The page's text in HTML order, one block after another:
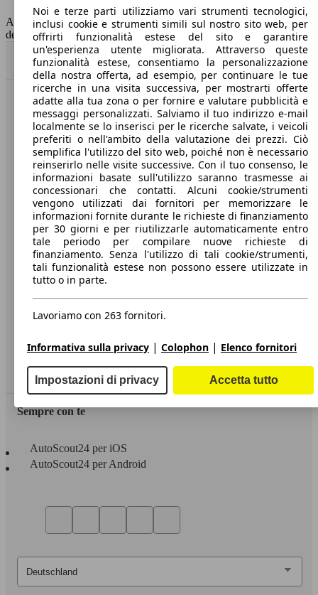
Capacità del serbatoio
50 l
AutoScout24 non si assume alcuna responsabilità per la correttezza
dei dati.
Torna su
Benvenuti su AutoScout24, il mercato auto europeo.
Società
A proposito di AutoScout24
Stampa
Media
Condizioni generali
Informazioni
Privacy
Dichiarazione di Accessibilità
Servizi
Area rivenditori
Sempre con te
AutoScout24 per iOS
AutoScout24 per Android
Noi e terze parti utilizziamo vari strumenti tecnologici,
inclusi cookie e strumenti simili sul nostro sito web, per
offrirti funzionalità estese del sito e garantire
un'esperienza utente migliorata. Attraverso queste
funzionalità estese, consentiamo la personalizzazione
della nostra offerta, ad esempio, per continuare le tue
ricerche in una visita successiva, per mostrarti offerte
adatte alla tua zona o per fornire e valutare pubblicità e
messaggi personalizzati. Salviamo il tuo indirizzo e-mail
localmente se lo inserisci per le ricerche salvate, i veicoli
preferiti o nell'ambito della valutazione dei prezzi. Ciò
semplifica l'utilizzo del sito web, poiché non è necessario
reinserirlo nelle visite successive. Con il tuo consenso, le
informazioni basate sull'utilizzo saranno trasmesse ai
concessionari che contatti. Alcuni cookie/strumenti
vengono utilizzati dai fornitori per memorizzare le
informazioni fornite durante le richieste di finanziamento
per 30 giorni e per riutilizzarle automaticamente entro
tale periodo per compilare nuove richieste di
finanziamento. Senza l'utilizzo di tali cookie/strumenti,
tali funzionalità estese non possono essere utilizzate in
tutto o in parte.
Lavoriamo con 263 fornitori.
Informativa sulla privacy | Colophon | Elenco fornitori
Impostazioni di privacy Accetta tutto